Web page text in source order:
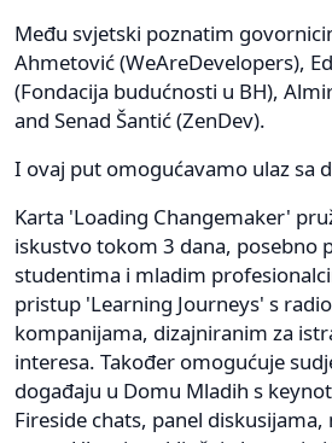
Među svjetski poznatim
Ahmetović (WeAreDevelopers),
(Fondacija budućnosti u BH),
and Senad Šantić (ZenDev).
I ovaj put omogućavamo ulaz sa
Karta 'Loading Changemaker'
iskustvo tokom 3 dana, posebno
studentima i mladim
pristup 'Learning Journeys' s
kompanijama, dizajniranim za
interesa. Također omogućuje
događaju u Domu Mladih s
Fireside chats, panel